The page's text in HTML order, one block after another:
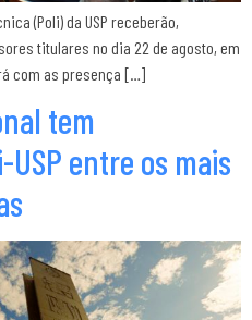
(Poli) da USP receberão,
titulares no dia 22 de agosto, em
com as presença […]
tem
entre os mais